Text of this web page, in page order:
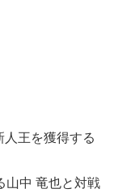
人王を獲得する
山中 竜也と対戦